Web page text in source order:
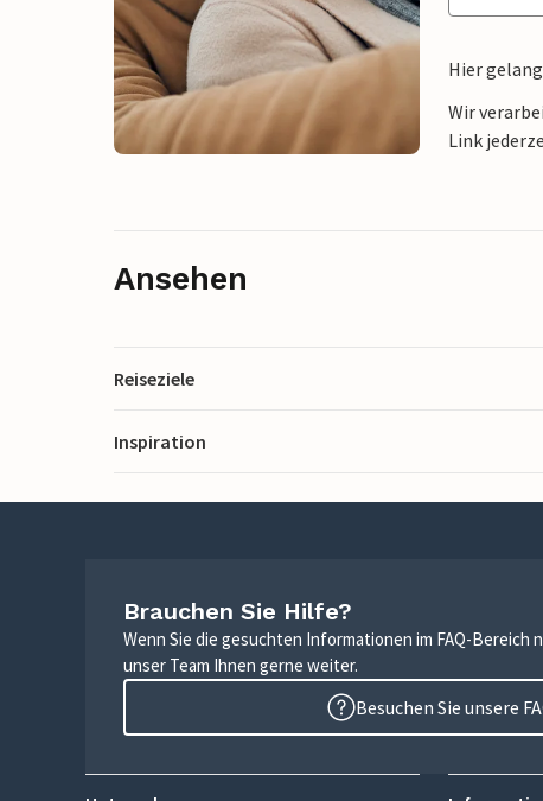
Hier
Wir
Link
Ansehen
Reiseziele
Inspiration
Brauchen Sie Hilfe?
Wenn Sie die gesuchten Informationen im FAQ-Bereich
unser Team Ihnen gerne weiter.
Besuchen Sie unsere